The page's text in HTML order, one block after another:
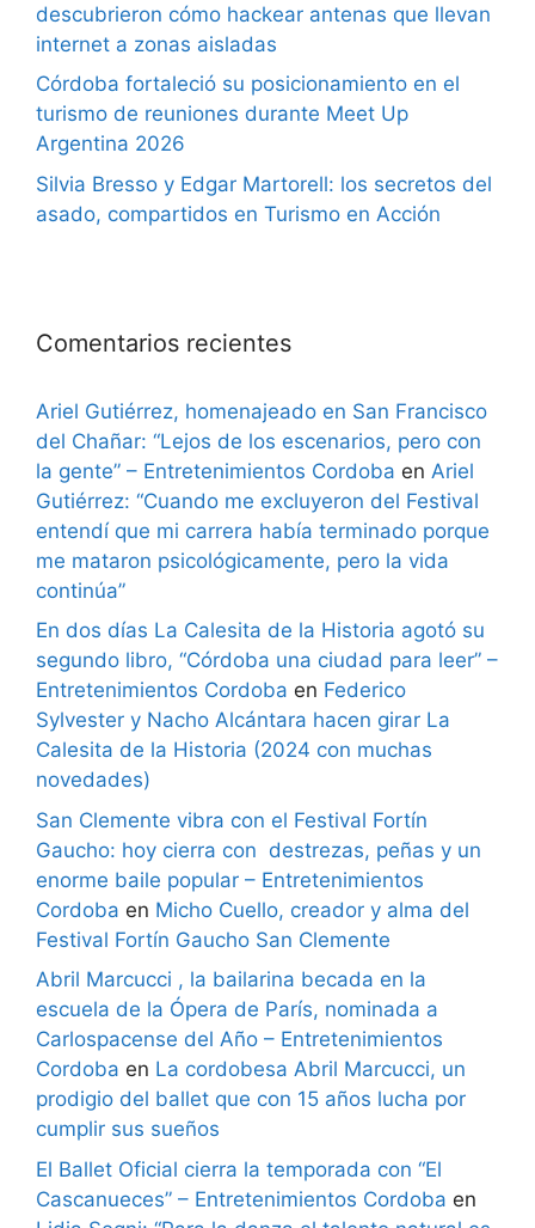
descubrieron cómo hackear antenas que llevan
internet a zonas aisladas
Córdoba fortaleció su posicionamiento en el
turismo de reuniones durante Meet Up
Argentina 2026
Silvia Bresso y Edgar Martorell: los secretos del
asado, compartidos en Turismo en Acción
Comentarios recientes
Ariel Gutiérrez, homenajeado en San Francisco
del Chañar: “Lejos de los escenarios, pero con
la gente” – Entretenimientos Cordoba en Ariel
Gutiérrez: “Cuando me excluyeron del Festival
entendí que mi carrera había terminado porque
me mataron psicológicamente, pero la vida
continúa”
En dos días La Calesita de la Historia agotó su
segundo libro, “Córdoba una ciudad para leer” –
Entretenimientos Cordoba en Federico
Sylvester y Nacho Alcántara hacen girar La
Calesita de la Historia (2024 con muchas
novedades)
San Clemente vibra con el Festival Fortín
Gaucho: hoy cierra con destrezas, peñas y un
enorme baile popular – Entretenimientos
Cordoba en Micho Cuello, creador y alma del
Festival Fortín Gaucho San Clemente
Abril Marcucci , la bailarina becada en la
escuela de la Ópera de París, nominada a
Carlospacense del Año – Entretenimientos
Cordoba en La cordobesa Abril Marcucci, un
prodigio del ballet que con 15 años lucha por
cumplir sus sueños
El Ballet Oficial cierra la temporada con “El
Cascanueces” – Entretenimientos Cordoba en